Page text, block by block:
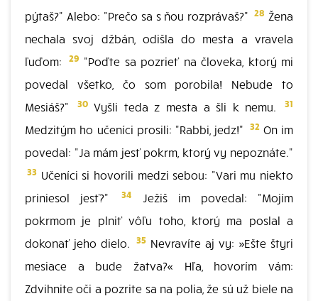
pýtaš?" Alebo: "Prečo sa s ňou rozprávaš?" 28 Žena
nechala svoj džbán, odišla do mesta a vravela
ľuďom:
29 "Poďte sa pozrieť na človeka, ktorý mi
povedal všetko, čo som porobila! Nebude to
Mesiáš?"
30Vyšli teda z mesta a šli k nemu. 31
Medzitým ho učeníci prosili: "Rabbi, jedz!" 32On im
povedal: "Ja mám jesť pokrm, ktorý vy nepoznáte."
33 Učeníci si hovorili medzi sebou: "Vari mu niekto
priniesol jesť?"
34
Ježiš im povedal: "Mojím
pokrmom je plniť vôľu toho, ktorý ma poslal a
dokonať jeho dielo. 35 Nevravíte aj vy: »Ešte štyri
mesiace a bude žatva?« Hľa, hovorím vám:
Zdvihnite oči a pozrite sa na polia, že sú už biele na